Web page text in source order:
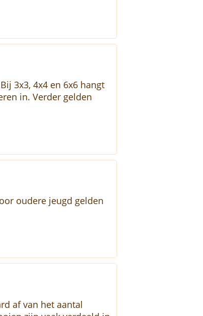
3x3, 4x4 en 6x6 hangt
in. Verder gelden
oudere jeugd gelden
af van het aantal